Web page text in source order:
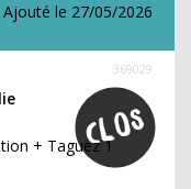
Ajouté le 27/05/2026
369029
+ Taguez 1